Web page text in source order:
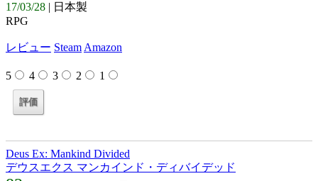
17/03/28 | 日本製
RPG
レビュー Steam Amazon
5 4 3 2 1
Deus Ex: Mankind Divided
デウスエクス マンカインド・ディバイデッド